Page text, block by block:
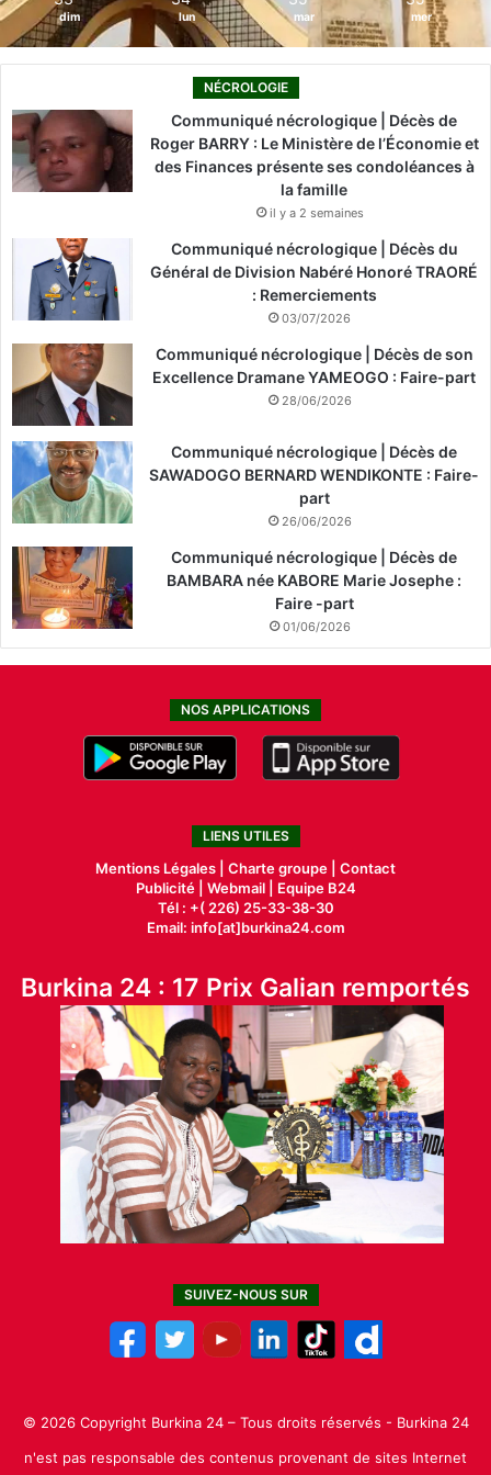
dim lun mar mer
NÉCROLOGIE
Communiqué nécrologique | Décès de
Roger BARRY : Le Ministère de l’Économie et
des Finances présente ses condoléances à
la famille
il y a 2 semaines
Communiqué nécrologique | Décès du
Général de Division Nabéré Honoré TRAORÉ
: Remerciements
03/07/2026
Communiqué nécrologique | Décès de son
Excellence Dramane YAMEOGO : Faire-part
28/06/2026
Communiqué nécrologique | Décès de
SAWADOGO BERNARD WENDIKONTE : Faire-
part
26/06/2026
Communiqué nécrologique | Décès de
BAMBARA née KABORE Marie Josephe :
Faire -part
01/06/2026
NOS APPLICATIONS
LIENS UTILES
Mentions Légales | Charte groupe | Contact
Publicité| Webmail |
Equipe B24
Tél : +( 226) 25-33-38-30
Email: info[at]burkina24.com
Burkina 24 : 17 Prix Galian remportés
SUIVEZ-NOUS SUR
© 2026 Copyright Burkina 24 – Tous droits réservés - Burkina 24
n'est pas responsable des contenus provenant de sites Internet